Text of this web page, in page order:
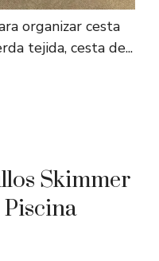
organizar cesta
tejida, cesta de...
Skimmer